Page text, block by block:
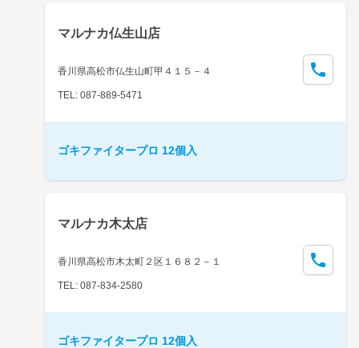
マルナカ仏生山店
香川県高松市仏生山町甲４１５－４
TEL: 087-889-5471
ゴキファイタープロ 12個入
マルナカ木太店
香川県高松市木太町２区１６８２－１
TEL: 087-834-2580
ゴキファイタープロ 12個入